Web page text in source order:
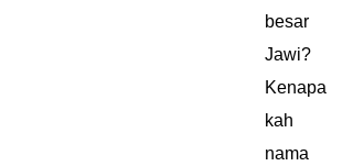
besar
Jawi?
Kenapa
kah
nama